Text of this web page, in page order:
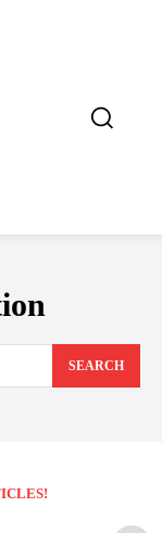
SEARCH